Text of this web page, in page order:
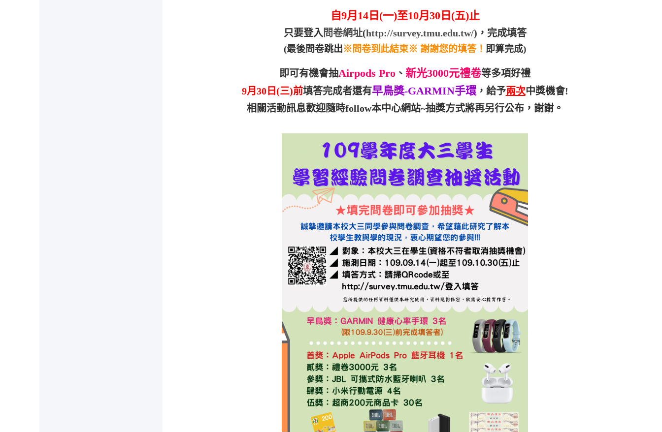
自9月14日(一)至10月30日(五)止
只要登入 問卷網址(http://survey.tmu.edu.tw/) ，完成填答
(最後問卷跳出※問卷到此結束※ 謝謝您的填答！ 即算完成)
即可有機會抽Airpods Pro 、 新光3000元禮卷等多項好禮
9月30日(三)前填答完成者還有早鳥獎-GARMIN手環，給予兩次中獎機會!
相關活動訊息歡迎隨時follow本中心網站~抽獎方式將再另行公布，謝謝。